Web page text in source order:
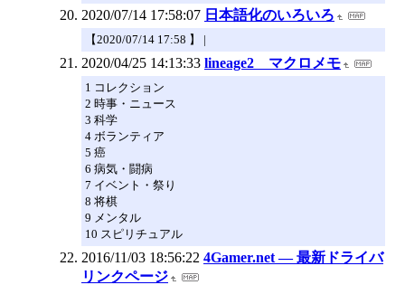
2020/07/14 17:58:07 日本語化のいろいろ
【2020/07/14 17:58 】 |
2020/04/25 14:13:33 lineage2 マクロメモ
1 コレクション
2 時事・ニュース
3 科学
4 ボランティア
5 癌
6 病気・闘病
7 イベント・祭り
8 将棋
9 メンタル
10 スピリチュアル
2016/11/03 18:56:22 4Gamer.net ― 最新ドライバ
リンクページ